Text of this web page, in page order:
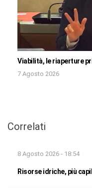
Viabilità, le riaperture
7 Agosto 2026
Correlati
8 Agosto 2026 - 18:54
Risorse idriche, più